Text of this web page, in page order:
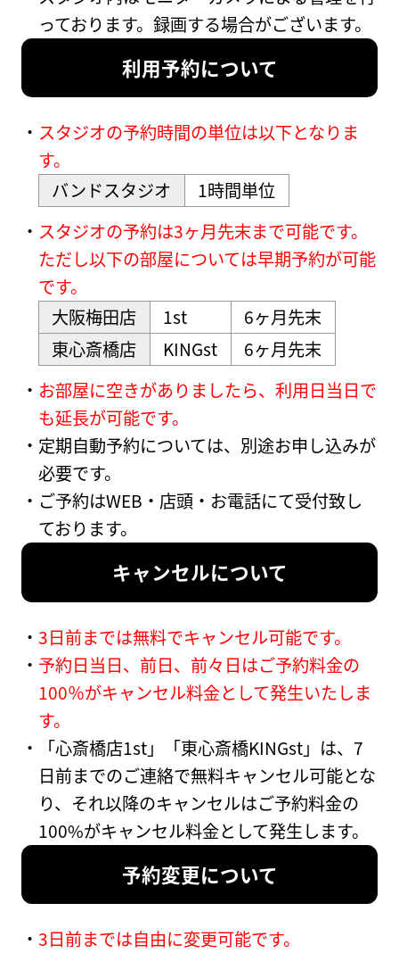
っております。録画する場合がございます。
利用予約について
スタジオの予約時間の単位は以下となりま
す。
バンドスタジオ
1時間単位
スタジオの予約は3ヶ月先末まで可能です。
ただし以下の部屋については早期予約が可能
です。
大阪梅田店
1st
6ヶ月先末
東心斎橋店
KINGst
6ヶ月先末
お部屋に空きがありましたら、利用日当日で
も延長が可能です。
定期自動予約については、別途お申し込みが
必要です。
ご予約はWEB・店頭・お電話にて受付致し
ております。
キャンセルについて
3日前までは無料でキャンセル可能です。
予約日当日、前日、前々日はご予約料金の
100％がキャンセル料金として発生いたしま
す。
「心斎橋店1st」「東心斎橋KINGst」は、7
日前までのご連絡で無料キャンセル可能とな
り、それ以降のキャンセルはご予約料金の
100%がキャンセル料金として発生します。
予約変更について
3日前までは自由に変更可能です。